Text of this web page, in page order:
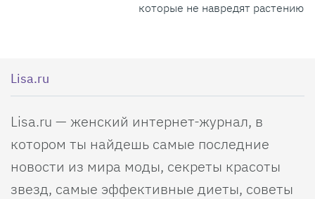
которые не навредят растению
Lisa.ru
Lisa.ru — женский интернет-журнал, в
котором ты найдешь самые последние
новости из мира моды, секреты красоты
звезд, самые эффективные диеты, советы